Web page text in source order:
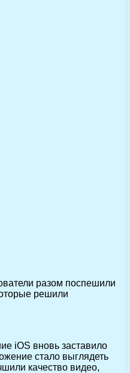
разом поспешили
решили
iOS вновь заставило
стало выглядеть
качество видео,